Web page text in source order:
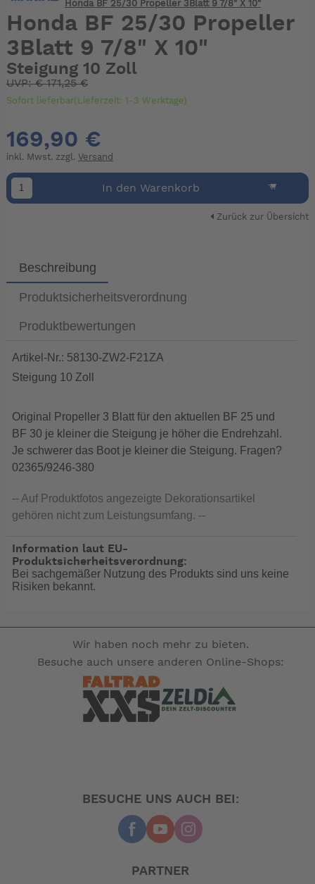
Honda BF 25/30 Propeller 3Blatt 9 7/8" X 10"
Honda BF 25/30 Propeller
3Blatt 9 7/8" X 10"
Steigung 10 Zoll
UVP:€171,25 €
Sofort lieferbar(Lieferzeit: 1-3 Werktage)
169,90 €
inkl. Mwst. zzgl. Versand
In den Warenkorb
Zurück zur Übersicht
Beschreibung
Produktsicherheitsverordnung
Produktbewertungen
Artikel-Nr.: 58130-ZW2-F21ZA
Steigung 10 Zoll
Original Propeller 3 Blatt für den aktuellen BF 25 und
BF 30 je kleiner die Steigung je höher die Endrehzahl.
Je schwerer das Boot je kleiner die Steigung. Fragen?
02365/9246-380
-- Auf Produktfotos angezeigte Dekorationsartikel
gehören nicht zum Leistungsumfang. --
Information laut EU-
Produktsicherheitsverordnung:
Bei sachgemäßer Nutzung des Produkts sind uns keine
Risiken bekannt.
Wir haben noch mehr zu bieten.
Besuche auch unsere anderen Online-Shops:
BESUCHE UNS AUCH BEI:
PARTNER